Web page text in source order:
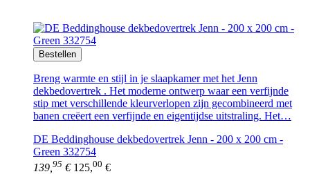
Bestellen
Breng warmte en stijl in je slaapkamer met het Jenn
dekbedovertrek . Het moderne ontwerp waar een verfijnde
stip met verschillende kleurverlopen zijn gecombineerd met
banen creëert een verfijnde en eigentijdse uitstraling. Het…
DE Beddinghouse dekbedovertrek Jenn - 200 x 200 cm -
Green 332754
139, 95 € 125,00 €